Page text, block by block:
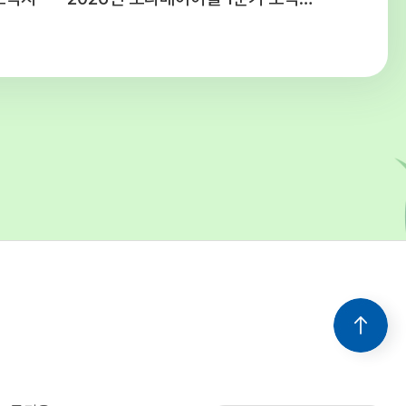
기재해주십시오.○ 입사지원서 기재사항 누락